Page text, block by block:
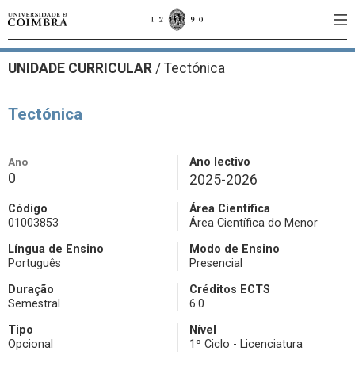
UNIDADE CURRICULAR / Tectónica
Tectónica
Ano
0
Ano lectivo
2025-2026
Código
01003853
Área Científica
Área Científica do Menor
Língua de Ensino
Português
Modo de Ensino
Presencial
Duração
Semestral
Créditos ECTS
6.0
Tipo
Opcional
Nível
1º Ciclo - Licenciatura